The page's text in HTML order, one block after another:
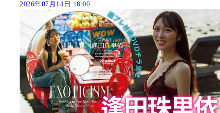
2026年07月14日 18:00